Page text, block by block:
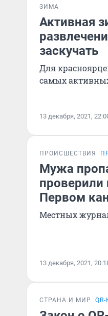
ЗИМА
Активная
заскучать
Для
самых
13 декабря, 2021,
ПРОИСШЕСТВИЯ
Мужа
проверили
Первом
Местных
13 декабря, 2021,
СТРАНА И МИР